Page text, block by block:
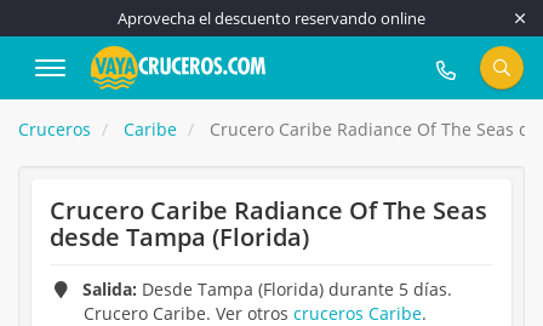
Aprovecha el descuento reservando online
917 815 555
Cruceros Caribe Crucero Caribe Radiance Of The Seas
Crucero Caribe Radiance Of The Seas
desde Tampa (Florida)
Salida: Desde Tampa (Florida) durante 5 días.
Crucero Caribe. Ver otros cruceros Caribe.